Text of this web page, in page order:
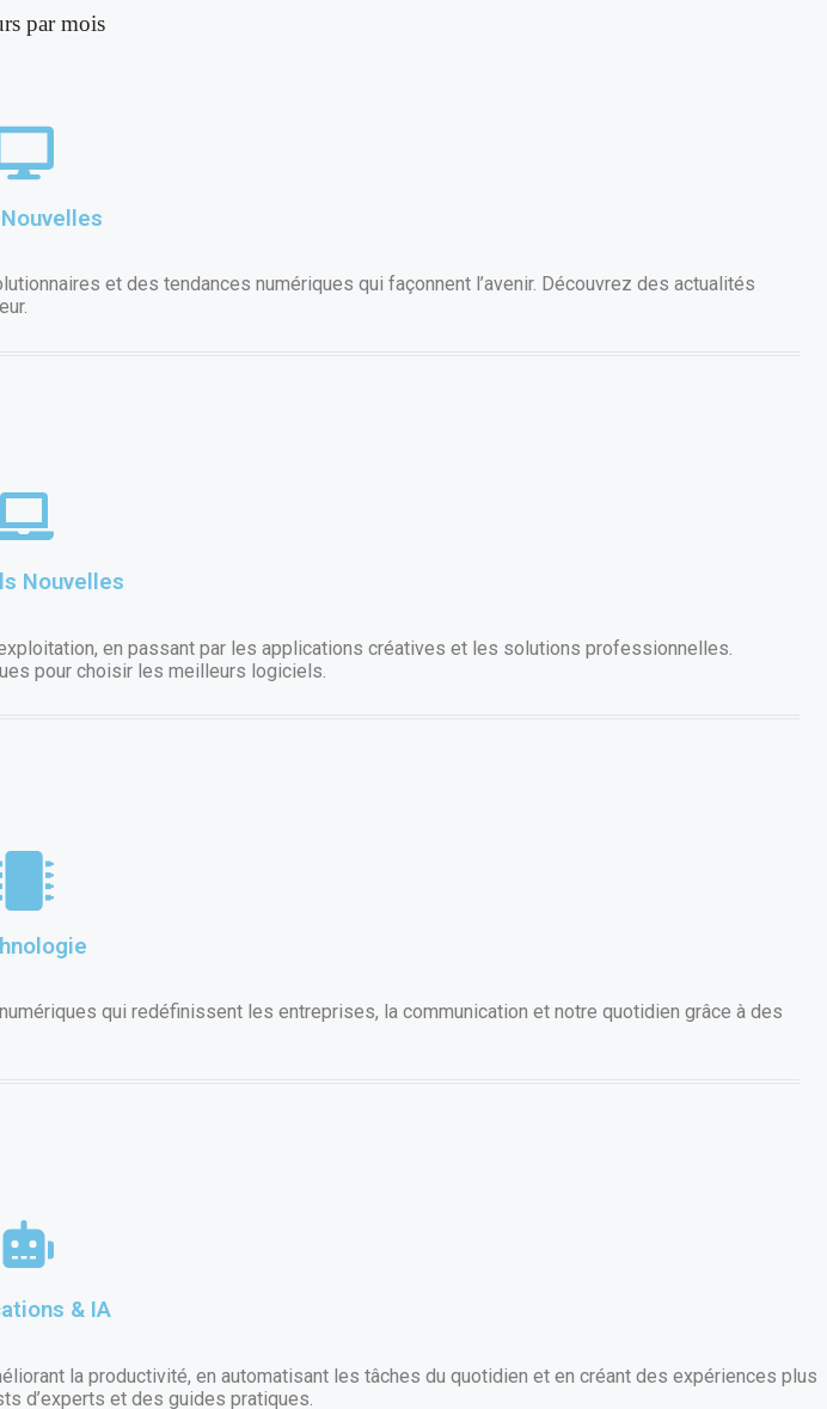
par mois
et des tendances numériques qui façonnent l’avenir. Découvrez des actualités
Nouvelles
en passant par les applications créatives et les solutions professionnelles.
pour choisir les meilleurs logiciels.
qui redéfinissent les entreprises, la communication et notre quotidien grâce à des
& IA
la productivité, en automatisant les tâches du quotidien et en créant des expériences plus
d’experts et des guides pratiques.